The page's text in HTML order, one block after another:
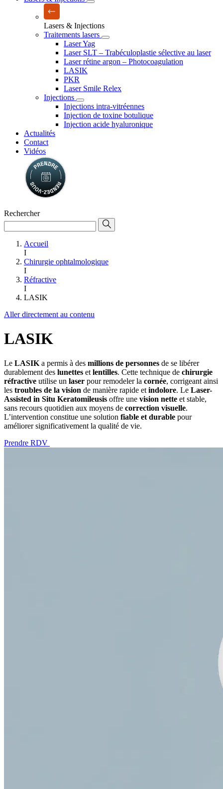
Lasers & Injections
Traitements lasers
Laser Yag
Laser SLT – Trabéculoplastie sélective au laser
Laser rétine argon – Photocoagulation
LASIK
PKR
Laser Smile Relex
Injections
Injections intra-vitréennes
Injection de toxine botulique
Injection acide hyaluronique
Actualités
Contact
Vidéos
Rechercher
Accueil
I
Chirurgie ophtalmologique
I
Réfractive
I
LASIK
Aller directement au contenu
LASIK
Le LASIK a permis à des millions de personnes de se libérer
durablement des lunettes et lentilles. Cette technique de chirurgie
réfractive utilise un laser pour remodeler la cornée, corrigeant ainsi
les troubles de la vision de manière rapide et indolore. Le Laser-
Assisted in Situ Keratomileusis offre une vision nette et stable,
sans recours quotidien aux moyens de correction visuelle.
L’intervention constitue une solution fiable et durable pour
améliorer significativement la qualité de vie.
Prendre RDV